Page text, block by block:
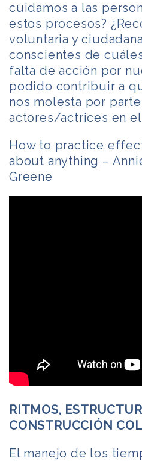
cuidamos a las
estos procesos?
voluntaria y
conscientes de
falta de acción por
podido contribuir a
nos molesta por
actores/actrices en
How to practice
about anything –
Greene
RITMOS,
CONSTRUCCIÓN
El manejo de los